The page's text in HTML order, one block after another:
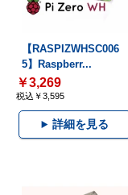
【RASPIZWHSC006
5】Raspberr...
￥3,269
税込￥3,595
詳細を見る